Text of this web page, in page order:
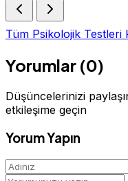
Tüm Psikolojik Testleri
Yorumlar (0)
Düşüncelerinizi
etkileşime geçin
Yorum Yapın